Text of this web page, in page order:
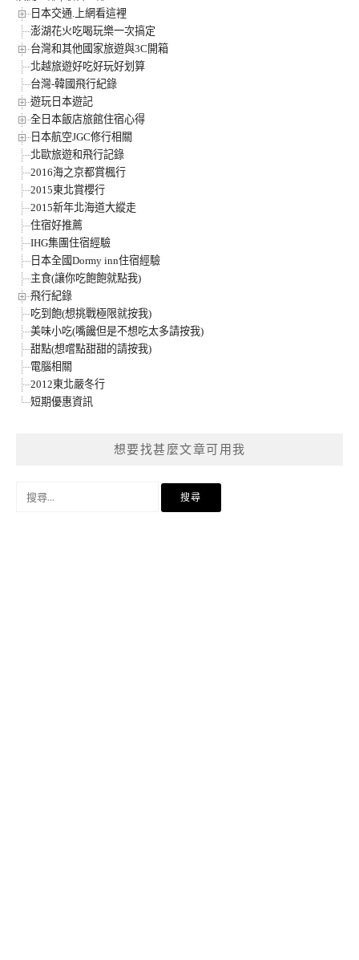
日本交通.上網看這裡
澎湖花火吃喝玩樂一次搞定
台灣和其他國家旅遊與3C開箱
北越旅遊好吃好玩好划算
台灣-韓國飛行紀錄
遊玩日本遊記
全日本飯店旅館住宿心得
日本航空JGC修行相關
北歐旅遊和飛行記錄
2016海之京都賞楓行
2015東北賞櫻行
2015新年北海道大縱走
住宿好推薦
IHG集團住宿經驗
日本全國Dormy inn住宿經驗
主食(讓你吃飽飽就點我)
飛行紀錄
吃到飽(想挑戰極限就按我)
美味小吃(嘴饞但是不想吃太多請按我)
甜點(想嚐點甜甜的請按我)
電腦相關
2012東北嚴冬行
短期優惠資訊
想要找甚麼文章可用我